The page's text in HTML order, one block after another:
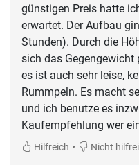
günstigen Preis hatte
erwartet. Der Aufbau
Stunden). Durch die
sich das
es ist auch sehr leise,
Rummpeln. Es macht
und ich benutze es
Kaufempfehlung wer
Hilfreich • Nicht